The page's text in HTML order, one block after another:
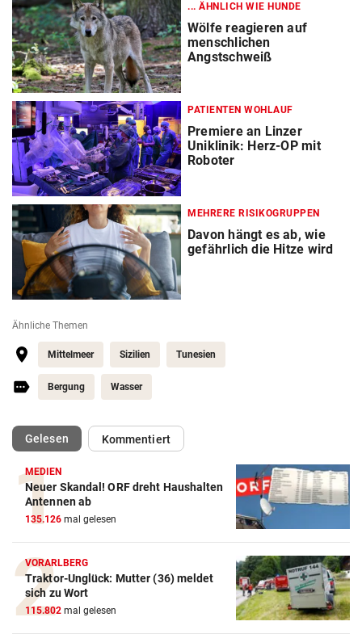
... ÄHNLICH WIE HUNDE
Wölfe reagieren auf
menschlichen
Angstschweiß
PATIENTEN WOHLAUF
Premiere an Linzer
Uniklinik: Herz-OP mit
Roboter
MEHRERE RISIKOGRUPPEN
Davon hängt es ab, wie
gefährlich die Hitze wird
Ähnliche Themen
Mittelmeer Sizilien Tunesien
Bergung Wasser
Gelesen(ausgewählt)Kommentiert
MEDIEN
Neuer Skandal! ORF dreht Haushalten
Antennen ab
135.126 mal gelesen
VORARLBERG
Traktor-Unglück: Mutter (36) meldet
sich zu Wort
115.802 mal gelesen